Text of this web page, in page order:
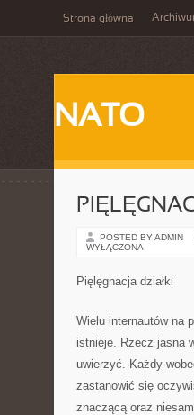
Strona główna
NATO
POSTED BY ADMIN
WYŁĄCZONA
Pięlęgnacja działki
Wielu internautów na
istnieje. Rzecz jasna
uwierzyć. Każdy
zastanowić się
znaczącą oraz